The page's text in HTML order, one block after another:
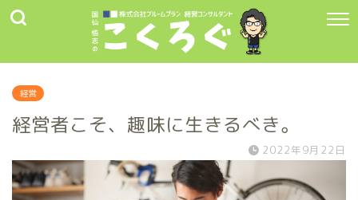
経営
経営者こそ、趣味に生きるべき。
2022年9月22日